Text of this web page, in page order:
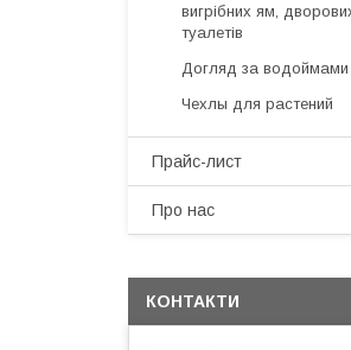
вигрібних ям,
туалетів
Догляд за водоймами
Чехлы для растений
Прайс-лист
Про нас
КОНТАКТИ